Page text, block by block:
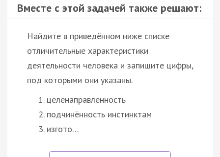
Вместе с этой задачей также решают:
Найдите в приведённом ниже списке
отличительные характеристики
деятельности человека и запишите цифры,
под которыми они указаны.
целенаправленность
подчинённость инстинктам
изгото…